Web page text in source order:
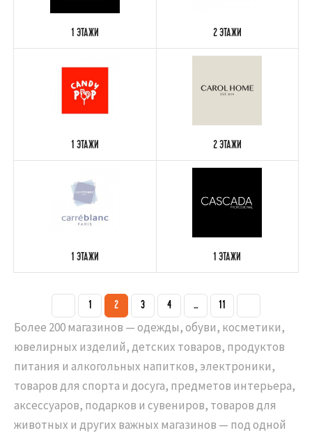
1 ЭТАЖИ 2 ЭТАЖИ
1 ЭТАЖИ 2 ЭТАЖИ
1 ЭТАЖИ 1 ЭТАЖИ
1 2 3 4 ... 11
Более 200 магазинов — одежды, обуви, косметики,
ювелирных изделий, детских товаров, продуктов
питания и алкогольных напитков, электроники,
товаров для спорта и досуга, предметов интерьера,
аксессуаров, подарков и сувениров, товаров для
животных и других важных магазинов — под одной